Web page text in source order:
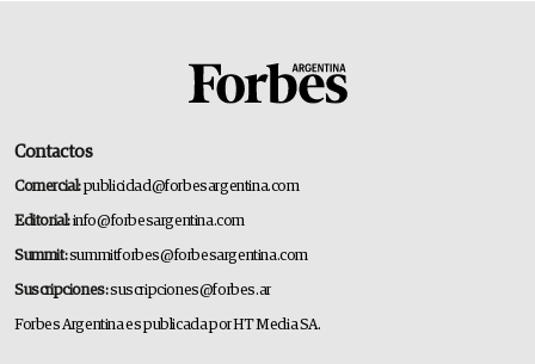
Contactos
Comercial:publicidad@forbesargentina.com
Editorial:info@forbesargentina.com
Summit:summitforbes@forbesargentina.com
Suscripciones:suscripciones@forbes.ar
Forbes Argentina es publicada por HT Media SA.